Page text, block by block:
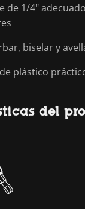
de 1/4"
biselar y
plástico
del